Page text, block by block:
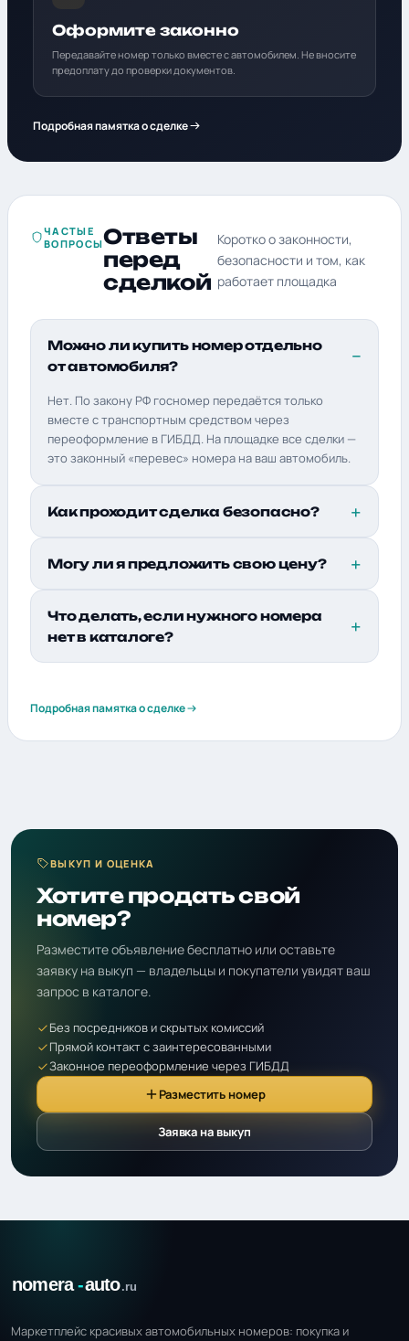
Оформите законно
Передавайте номер только вместе с автомобилем. Не вносите
предоплату до проверки документов.
Подробная памятка о сделке
ЧАСТЫЕ
ВОПРОСЫОтветы
перед
сделкой
Коротко о законности,
безопасности и том, как
работает площадка
Можно ли купить номер отдельно
от автомобиля?
Нет. По закону РФ госномер передаётся только
вместе с транспортным средством через
переоформление в ГИБДД. На площадке все сделки —
это законный «перевес» номера на ваш автомобиль.
Как проходит сделка безопасно?
Могу ли я предложить свою цену?
Что делать, если нужного номера
нет в каталоге?
Подробная памятка о сделке
ВЫКУП И ОЦЕНКА
Хотите продать свой
номер?
Разместите объявление бесплатно или оставьте
заявку на выкуп — владельцы и покупатели увидят ваш
запрос в каталоге.
Без посредников и скрытых комиссий
Прямой контакт с заинтересованными
Законное переоформление через ГИБДД
Разместить номер
Заявка на выкуп
Маркетплейс красивых автомобильных номеров: покупка и